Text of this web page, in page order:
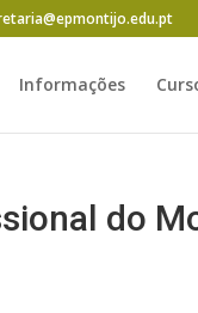
Informações
do